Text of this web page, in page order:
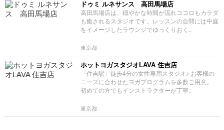
ドゥミ ルネサンス 高田馬場店
高田馬場店は、穏やかな時間が流れココロもカラダ
も癒されるスタジオです。レッスンの合間には中庭
をイメージしたラウンジでゆっくりおく..
東京都
ホットヨガスタジオLAVA 住吉店
「住吉駅」徒歩4分の女性専用スタジオ♪ お客様の
ニーズに合わせたヨガプログラムを多数ご用意。
初めての方でもインストラクターが丁寧..
東京都